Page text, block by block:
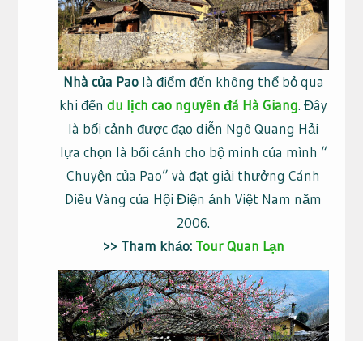
Nhà của Pao là điểm đến không thể bỏ qua
khi đếndu lịch cao nguyên đá Hà Giang. Đây
là bối cảnh được đạo diễn Ngô Quang Hải
lựa chọn là bối cảnh cho bộ minh của mình “
Chuyện của Pao” và đạt giải thưởng Cánh
Diều Vàng của Hội Điện ảnh Việt Nam năm
2006.
>> Tham khảo: Tour Quan Lạn